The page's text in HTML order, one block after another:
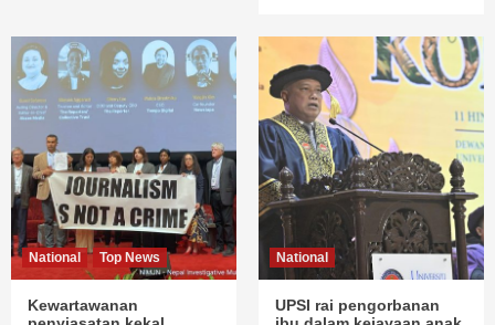
National Top News
Kewartawanan
National
UPSI rai pengorbanan